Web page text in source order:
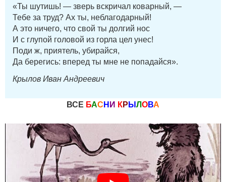
«Ты шутишь! — зверь вскричал коварный, —
Тебе за труд? Ах ты, неблагодарный!
А это ничего, что свой ты долгий нос
И с глупой головой из горла цел унес!
Поди ж, приятель, убирайся,
Да берегись: вперед ты мне не попадайся».
Крылов Иван Андреевич
ВСЕ БАС Н И КР Ы ЛОВА